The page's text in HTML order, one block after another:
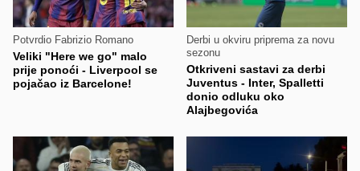
Potvrdio Fabrizio Romano
Veliki "Here we go" malo
prije ponoći - Liverpool se
pojačao iz Barcelone!
Derbi u okviru priprema za novu
sezonu
Otkriveni sastavi za derbi
Juventus - Inter, Spalletti
donio odluku oko
Alajbegovića